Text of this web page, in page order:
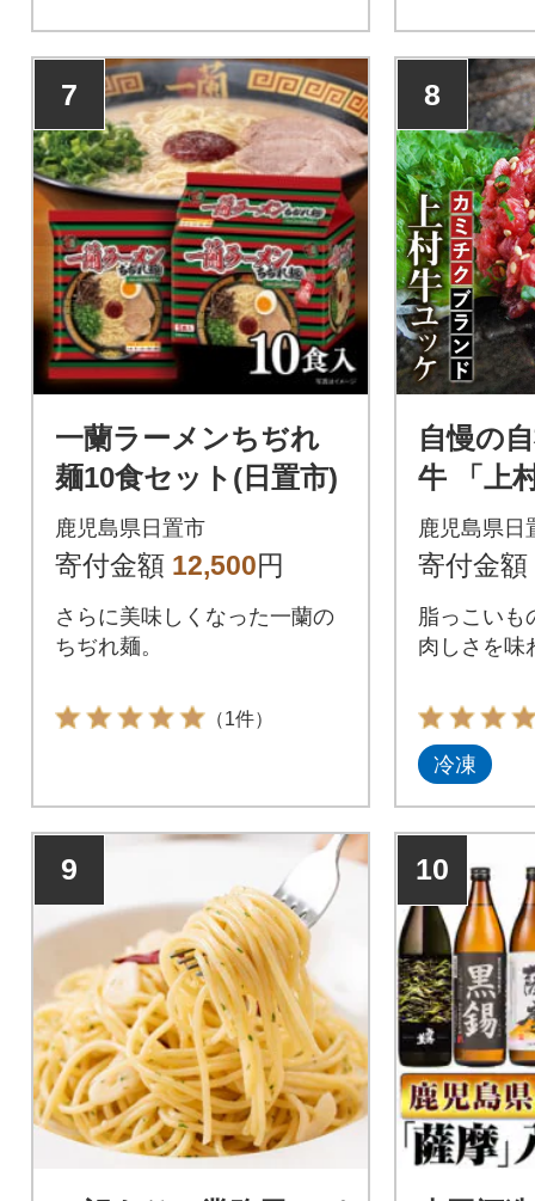
7
一蘭ラーメンちぢれ
麺10食セット(日置市)
鹿児島県日置市
寄付金額 12,500円
さらに美味しくなった一蘭の
ちぢれ麺。
（1件）
8
自慢の
牛 「上
17人前
生食【
鹿児島県日
寄付金額
脂っこいも
肉しさを味
冷凍
9 10